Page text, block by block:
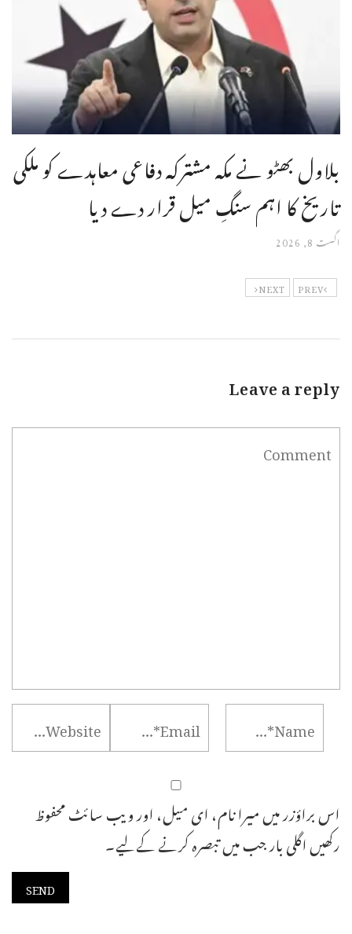
بلاول بھٹو نے مکہ مشترکہ دفاعی معاہدے کو ملکی
تاریخ کا اہم سنگِ میل قرار دے دیا
اگست 8, 2026
PREV
NEXT
Leave a reply
اس براؤزر میں میرا نام، ای میل، اور ویب سائٹ محفوظ
رکھیں اگلی بار جب میں تبصرہ کرنے کےلیے۔